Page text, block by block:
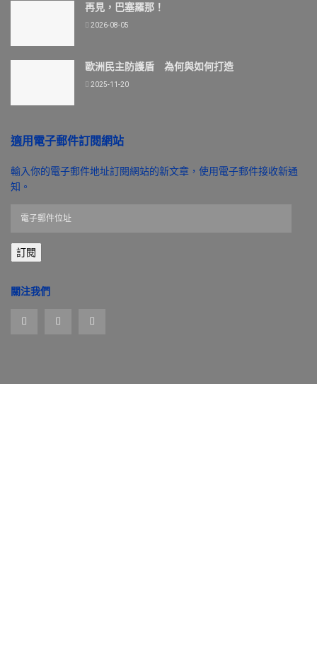
再見，巴塞羅那！
2026-08-05
歐洲民主防護盾 為何與如何打造
2025-11-20
適用電子郵件訂閱網站
輸入你的電子郵件地址訂閱網站的新文章，使用電子郵件接收新通
知。
郵
件
址
訂閱
關注我們